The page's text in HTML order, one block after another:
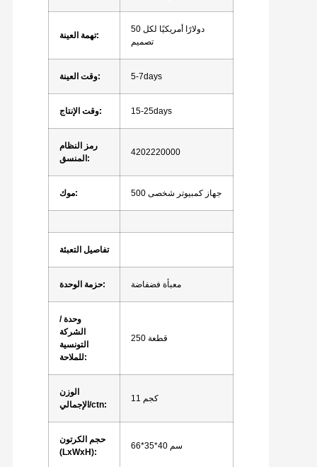
تهمة العينة:
50 دولارًا أمريكيًا لكل
تصميم
وقت العينة: 5-7days
وقت الإنتاج: 15-25days
رمز النظام
المنسق:
4202220000
موك: 500 جهاز كمبيوتر شخصى
تفاصيل التعبئة
حزمة الوحدة: معبأة فضفاضة
وحدة /
الشركة
التونسية
للملاحة:
250 قطعة
الوزن
الإجمالي/ctn:
11 كجم
حجم الكرتون
(LxWxH):
66*35*40 سم